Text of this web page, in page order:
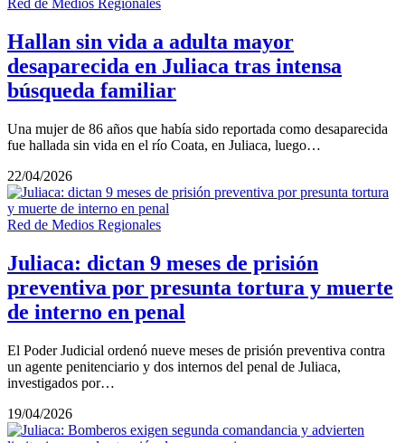
Red de Medios Regionales
Hallan sin vida a adulta mayor
desaparecida en Juliaca tras intensa
búsqueda familiar
Una mujer de 86 años que había sido reportada como desaparecida
fue hallada sin vida en el río Coata, en Juliaca, luego…
22/04/2026
Red de Medios Regionales
Juliaca: dictan 9 meses de prisión
preventiva por presunta tortura y muerte
de interno en penal
El Poder Judicial ordenó nueve meses de prisión preventiva contra
un agente penitenciario y dos internos del penal de Juliaca,
investigados por…
19/04/2026